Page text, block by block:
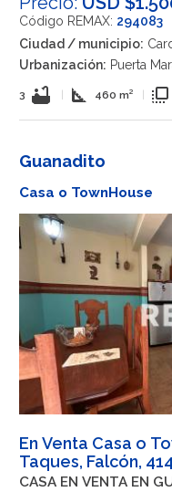
Código REMAX: 294083
Ciudad / municipio:
Urbanización: Puerta
3 bathtub square_foot 460 m² flip_to_front
Guanadito
Casa o TownHouse
En Venta Casa o
Taques, Falcón,
CASA EN VENTA EN